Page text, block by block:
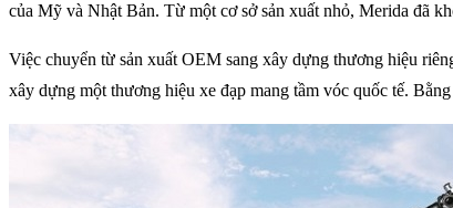
của Mỹ và Nhật Bản. Từ một cơ sở sản xuất nhỏ, Merida đã
Việc chuyển từ sản xuất OEM sang xây dựng thương hiệu
xây dựng một thương hiệu xe đạp mang tầm vóc quốc tế.